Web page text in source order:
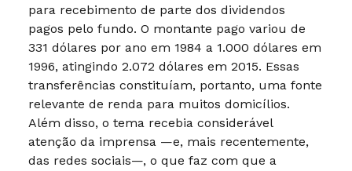
para recebimento de parte dos dividendos
pagos pelo fundo. O montante pago variou de
331 dólares por ano em 1984 a 1.000 dólares em
1996, atingindo 2.072 dólares em 2015. Essas
transferências constituíam, portanto, uma fonte
relevante de renda para muitos domicílios.
Além disso, o tema recebia considerável
atenção da imprensa —e, mais recentemente,
das redes sociais—, o que faz com que a